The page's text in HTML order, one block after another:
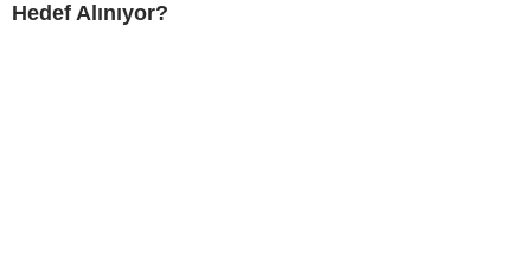
Hedef Alınıyor?